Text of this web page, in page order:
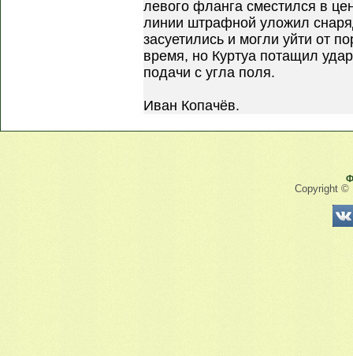
левого фланга сместился в
линии штрафной уложил
засуетились и могли уйти от
время, но Куртуа потащил
подачи с угла поля.
Иван Копачёв.
Copyright ©